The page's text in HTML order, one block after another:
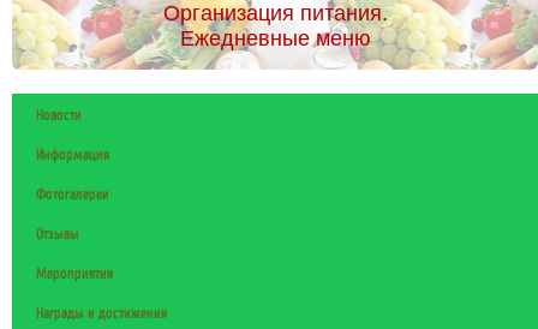
Организация питания.
Ежедневные меню
Новости
Информация
Фотогалереи
Отзывы
Мероприятия
Награды и достижения